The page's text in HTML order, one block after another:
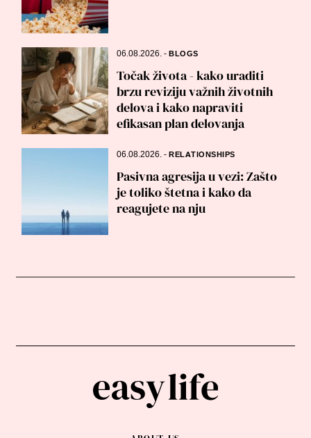
06.08.2026.-BLOGS
Točak života - kako uraditi
brzu reviziju važnih životnih
delova i kako napraviti
efikasan plan delovanja
06.08.2026.-RELATIONSHIPS
Pasivna agresija u vezi: Zašto
je toliko štetna i kako da
reagujete na nju